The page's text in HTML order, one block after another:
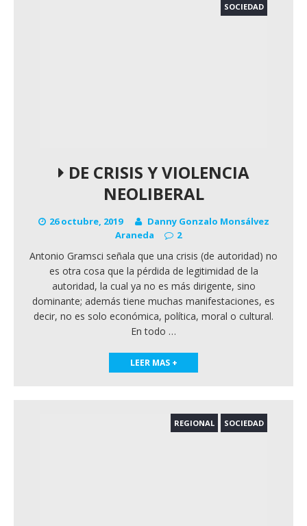
SOCIEDAD
DE CRISIS Y VIOLENCIA
NEOLIBERAL
26 octubre, 2019
Danny Gonzalo Monsálvez
Araneda
2
Antonio Gramsci señala que una crisis (de autoridad) no
es otra cosa que la pérdida de legitimidad de la
autoridad, la cual ya no es más dirigente, sino
dominante; además tiene muchas manifestaciones, es
decir, no es solo económica, política, moral o cultural.
En todo …
LEER MAS +
REGIONAL SOCIEDAD